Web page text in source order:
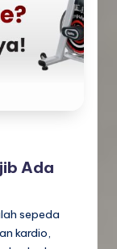
Ada
sepeda
kardio,